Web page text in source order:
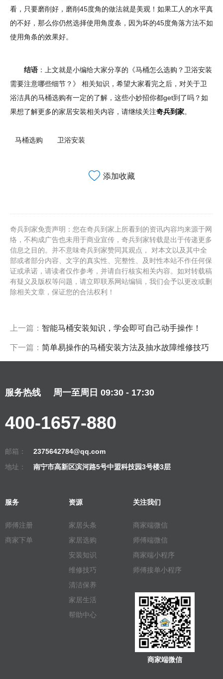
看，只要磨削好，磨削45度角的做法就是美观！如果工人的水平真
的不好，那么你仍然选择使用角度条，因为坏的45度角落方法不如
使用角条的效果好。
结语 ：上文就是小编给大家分享的《马桶怎么选购？卫浴安装
需要注意哪些细节？》 相关知识，希望大家看完之后，对关于卫
浴洁具的马桶选购有一定的了解，这些小妙招你都get到了吗？如
果想了解更多的家居安装相关内容，请继续关注奇兵到家。
马桶选购 卫浴安装
添加收藏
奇兵到家免责声明：您在奇兵到家上所看到的资讯内容均来源于网
络，不构成广告也未用于商业宣传，奇兵到家转载是出于传递更多
信息之目的。并不意味奇兵到家赞同其观点， 对本文以及其中全
部或者部分内容、文字的真实性、完整性、及时性本站不作任何保
证或承诺，请读者仅作参考，并请自行核实相关内容。如对转载稿
有疑义及版权等问题，请立即联系网站编辑，我们会予以更改或删
除相关文章，保证您的合法权利！
上一篇： 智能马桶安装知识，学会即可自己动手操作！
下一篇： 简单易操作的马桶安装方法及抽水故障维修技巧
服务热线 周一至周日 09:30 - 17:30
400-1657-880
邮箱：
2375642784@qq.com
地址：
南宁市高新区滨河路5号中盟科技园3号楼3层
服务
师傅注册
商家下单
资源
家居头条
家居选购
安装知识
维修技巧
清洁保养
家居生活
帮助中心
关注我们
商家端微信
师傅端微信
商家端小程序
师傅接单小程序
商家端微信